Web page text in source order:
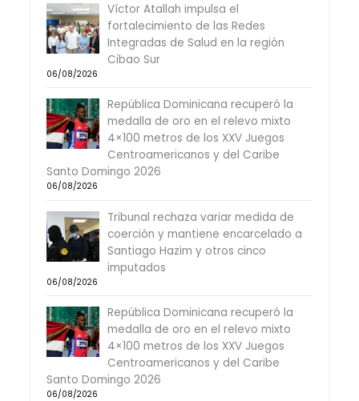
Víctor Atallah impulsa el
fortalecimiento de las Redes
Integradas de Salud en la región
Cibao Sur
06/08/2026
República Dominicana recuperó la
medalla de oro en el relevo mixto
4×100 metros de los XXV Juegos
Centroamericanos y del Caribe
Santo Domingo 2026
06/08/2026
Tribunal rechaza variar medida de
coerción y mantiene encarcelado a
Santiago Hazim y otros cinco
imputados
06/08/2026
República Dominicana recuperó la
medalla de oro en el relevo mixto
4×100 metros de los XXV Juegos
Centroamericanos y del Caribe
Santo Domingo 2026
06/08/2026